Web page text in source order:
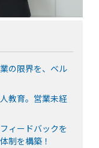
の限界を、ベル
教育。営業未経
ィードバックを
制を構築！